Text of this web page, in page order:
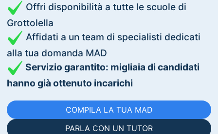
Offri disponibilità a tutte le scuole di
Grottolella
Affidati a un team di specialisti dedicati
alla tua domanda MAD
Servizio garantito: migliaia di candidati
hanno già ottenuto incarichi
COMPILA LA TUA MAD
PARLA CON UN TUTOR